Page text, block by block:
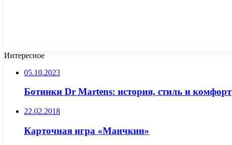
Интересное
05.10.2023
Ботинки Dr Martens: история, стиль и комфорт
22.02.2018
Карточная игра «Манчкин»